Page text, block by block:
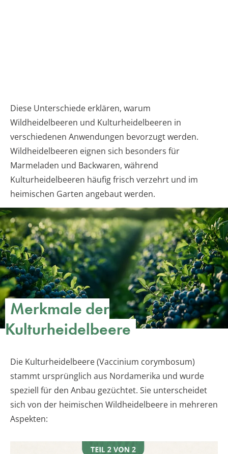
Diese Unterschiede erklären, warum
Wildheidelbeeren und Kulturheidelbeeren in
verschiedenen Anwendungen bevorzugt werden.
Wildheidelbeeren eignen sich besonders für
Marmeladen und Backwaren, während
Kulturheidelbeeren häufig frisch verzehrt und im
heimischen Garten angebaut werden.
Merkmale der
Kulturheidelbeere
Die Kulturheidelbeere (Vaccinium corymbosum)
stammt ursprünglich aus Nordamerika und wurde
speziell für den Anbau gezüchtet. Sie unterscheidet
sich von der heimischen Wildheidelbeere in mehreren
Aspekten: